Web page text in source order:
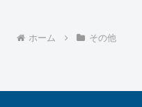
ホーム その他